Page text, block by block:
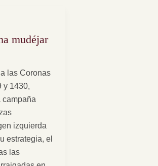
mudéjar
las Coronas
y 1430,
campaña
izquierda
estrategia, el
las